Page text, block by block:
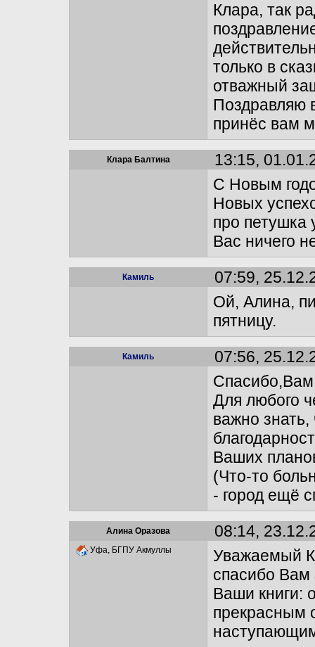
Клара, так
только в
отважный
Поздравляю
принёс вам
Клара Балтина
13:15,
С Новым
Новых
про петушка
Вас ничего
Камиль
07:59,
Ой, Алина,
пятницу.
Камиль
07:56,
Для любого
важно
Ваших
(Что-то
- город ещё
Алина Оразова 08:14,
Уфа, БГПУ Акмуллы
Уважаемый
спасибо
Ваши книги:
прекрасным